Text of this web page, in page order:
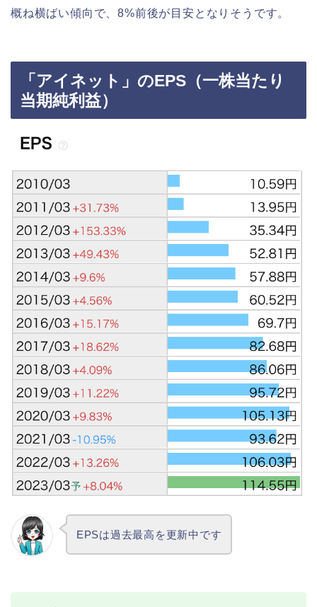
概ね横ばい傾向で、8%前後が目安となりそうです。
「アイネット」のEPS（一株当たり
当期純利益）
EPSは過去最高を更新中です